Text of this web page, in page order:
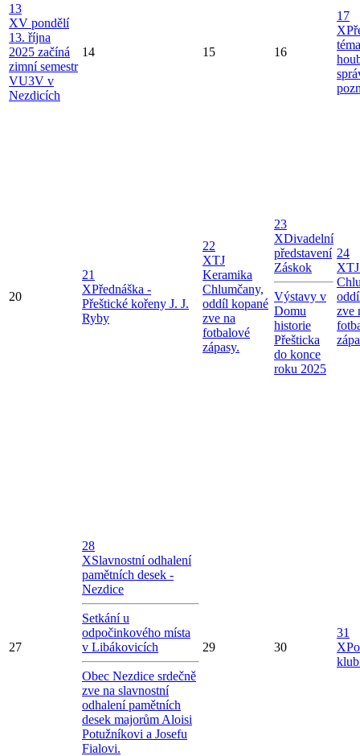
13
XV pondělí
13. října
2025 začíná
zimní semestr
VU3V v
Nezdicích
14 15 16
17
X
20
21
XPřednáška -
Přeštické kořeny J. J.
Ryby
22
XTJ
Keramika
Chlumčany,
oddíl kopané
zve na
fotbalové
zápasy.
23
XDivadelní
představení
Záskok
Výstavy v
Domu
historie
Přešticka
do konce
roku 2025
24
X
zve
27
28
XSlavnostní odhalení
pamětních desek -
Nezdice
Setkání u
odpočinkového místa
v Libákovicích
Obec Nezdice srdečně
zve na slavnostní
odhalení pamětních
desek majorům Aloisi
Potužníkovi a Josefu
Fialovi.
29 30
31
X